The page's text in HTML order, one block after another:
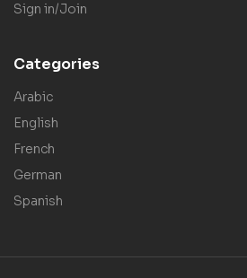
Sign in/Join
Categories
Arabic
English
French
German
Spanish